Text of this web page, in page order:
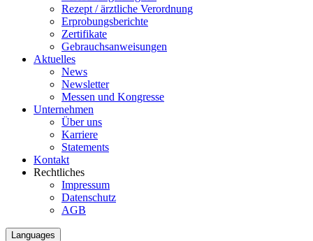
Rezept / ärztliche Verordnung
Erprobungsberichte
Zertifikate
Gebrauchsanweisungen
Aktuelles
News
Newsletter
Messen und Kongresse
Unternehmen
Über uns
Karriere
Statements
Kontakt
Rechtliches
Impressum
Datenschutz
AGB
Languages